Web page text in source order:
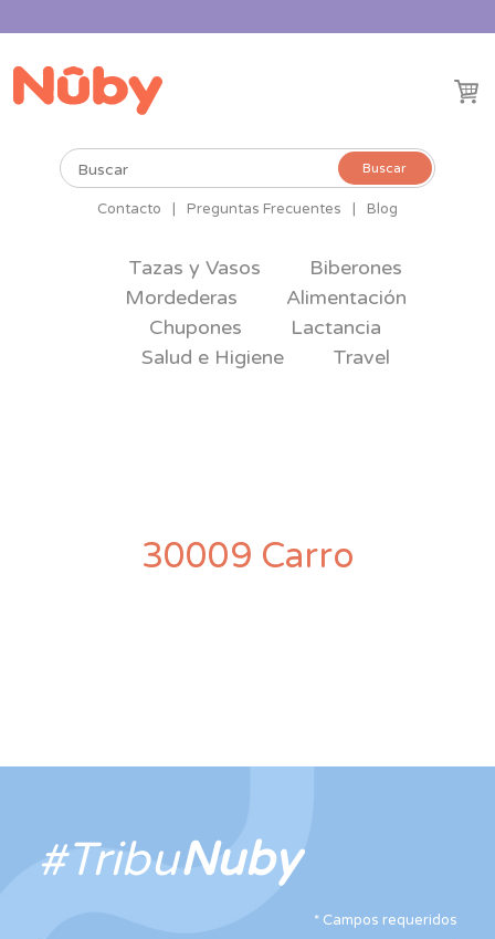
Buscar
Buscar
Contacto Preguntas Frecuentes Blog
Tazas y Vasos
Biberones
Mordederas
Alimentación
Chupones
Lactancia
Salud e Higiene
Travel
30009 Carro
#TribuNuby
*Campos requeridos